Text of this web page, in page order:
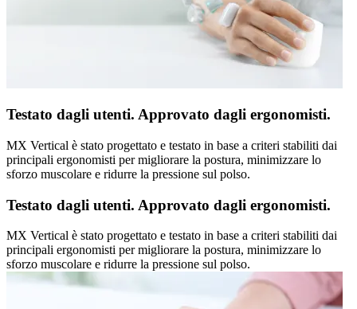
Testato dagli utenti. Approvato dagli ergonomisti.
MX Vertical è stato progettato e testato in base a criteri stabiliti dai
principali ergonomisti per migliorare la postura, minimizzare lo
sforzo muscolare e ridurre la pressione sul polso.
Testato dagli utenti. Approvato dagli ergonomisti.
MX Vertical è stato progettato e testato in base a criteri stabiliti dai
principali ergonomisti per migliorare la postura, minimizzare lo
sforzo muscolare e ridurre la pressione sul polso.